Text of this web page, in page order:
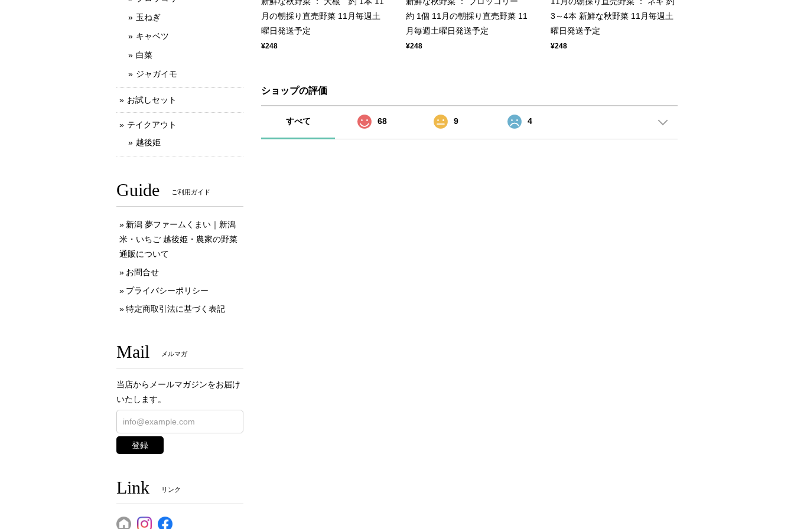
月の朝採り直売野菜 11月毎週土
曜日発送予定
¥248
約 1個 11月の朝採り直売野菜 11
月毎週土曜日発送予定
¥248
3～4本 新鮮な秋野菜 11月毎週土
曜日発送予定
¥248
ショップの評価
すべて 68 9 4
玉ねぎ
キャベツ
白菜
ジャガイモ
お試しセット
テイクアウト
越後姫
Guide ご利用ガイド
新潟 夢ファームくまい｜新潟
米・いちご 越後姫・農家の野菜
通販について
お問合せ
プライバシーポリシー
特定商取引法に基づく表記
Mail メルマガ
当店からメールマガジンをお届け
いたします。
登録
Link リンク